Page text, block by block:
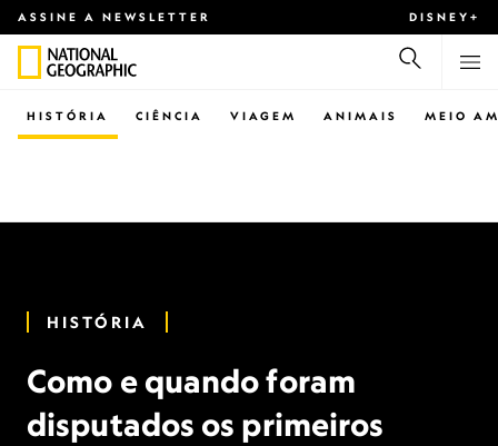
ASSINE A NEWSLETTER DISNEY+
CIÊNCIA VIAGEM ANIMAIS
HISTÓRIA MEIO
HISTÓRIA
Como e quando foram
disputados os primeiros